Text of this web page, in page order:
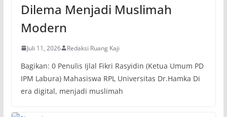
Dilema Menjadi Muslimah
Modern
Juli 11, 2026 Redaksi Ruang Kaji
Bagikan: 0 Penulis Ijlal Fikri Rasyidin (Ketua Umum PD
IPM Labura) Mahasiswa RPL Universitas Dr.Hamka Di
era digital, menjadi muslimah